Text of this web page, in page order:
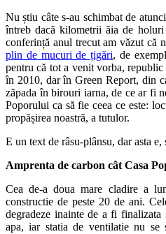
Nu știu câte s-au schimbat de
întreb dacă kilometrii ăia de
conferință anul trecut am văzut că
plin de mucuri de țigări, de
pentru că tot a venit vorba,
în 2010, dar în Green Report, din
zăpada în birouri iarna, de ce ar fi
Poporului ca să fie ceea ce este:
propășirea noastră, a tutulor.
E un text de râsu-plânsu, dar asta e,
Amprenta de carbon cât Casa
Cea de-a doua mare cladire a
constructie de peste 20 de ani.
degradeze inainte de a fi
apa, iar statia de ventilatie nu